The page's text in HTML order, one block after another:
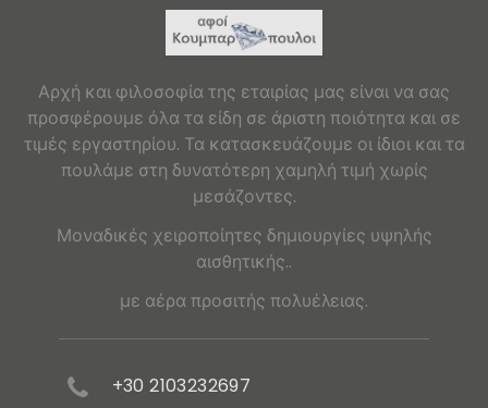
Αρχή και φιλοσοφία της εταιρίας μας είναι να σας
προσφέρουμε όλα τα είδη σε άριστη ποιότητα και σε
τιμές εργαστηρίου. Τα κατασκευάζουμε οι ίδιοι και τα
πουλάμε στη δυνατότερη χαμηλή τιμή χωρίς
μεσάζοντες.
Μοναδικές χειροποίητες δημιουργίες υψηλής
αισθητικής..
με αέρα προσιτής πολυέλειας.
+30 2103232697